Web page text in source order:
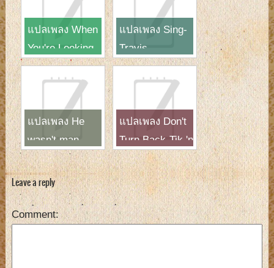
แปลเพลง When
You're Looking
Like That-
Westlife
แปลเพลง Sing-
Travis
แปลเพลง He
wasn't man
enough-Toni
Braxton
แปลเพลง Don't
Turn Back-Tik 'n
Tak
Leave a reply
Comment